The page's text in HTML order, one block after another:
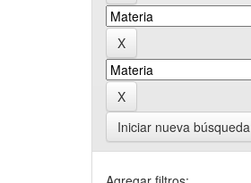
Iniciar nueva búsqueda